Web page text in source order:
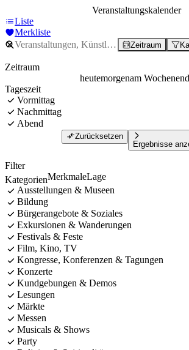
Veranstaltungskalender
Liste
Merkliste
Zeitraum
Zeitraum
heutemorgenam
Tageszeit
Vormittag
Nachmittag
Abend
Zurücksetzen
Ergebnisse
Filter
KategorienMerkmaleLage
Ausstellungen & Museen
Bildung
Bürgerangebote & Soziales
Exkursionen & Wanderungen
Festivals & Feste
Film, Kino, TV
Kongresse, Konferenzen & Tagungen
Konzerte
Kundgebungen & Demos
Lesungen
Märkte
Messen
Musicals & Shows
Party